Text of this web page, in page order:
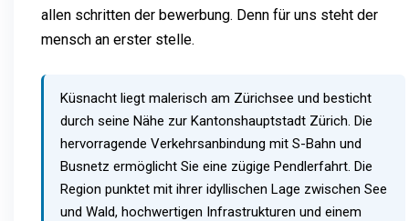
allen schritten der bewerbung. Denn für uns steht der
mensch an erster stelle.
Küsnacht liegt malerisch am Zürichsee und besticht
durch seine Nähe zur Kantonshauptstadt Zürich. Die
hervorragende Verkehrsanbindung mit S-Bahn und
Busnetz ermöglicht Sie eine zügige Pendlerfahrt. Die
Region punktet mit ihrer idyllischen Lage zwischen See
und Wald, hochwertigen Infrastrukturen und einem